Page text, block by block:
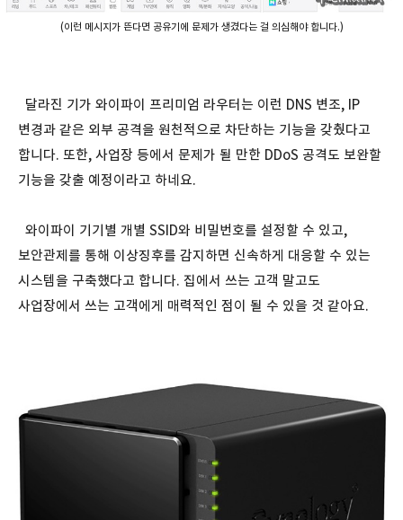
(이런 메시지가 뜬다면 공유기에 문제가 생겼다는 걸 의심해야 합니다.)
달라진 기가 와이파이 프리미엄 라우터는 이런 DNS 변조, IP
변경과 같은 외부 공격을 원천적으로 차단하는 기능을 갖췄다고
합니다. 또한, 사업장 등에서 문제가 될 만한 DDoS 공격도 보완할
기능을 갖출 예정이라고 하네요.
와이파이 기기별 개별 SSID와 비밀번호를 설정할 수 있고,
보안관제를 통해 이상징후를 감지하면 신속하게 대응할 수 있는
시스템을 구축했다고 합니다. 집에서 쓰는 고객 말고도
사업장에서 쓰는 고객에게 매력적인 점이 될 수 있을 것 같아요.